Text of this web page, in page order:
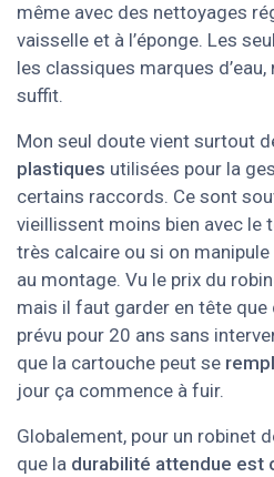
même avec des nettoyages
vaisselle et à l’éponge. Les
les classiques marques
suffit.
Mon seul doute vient surtout
plastiques utilisées pour la
certains raccords. Ce sont
vieillissent moins bien avec le
très calcaire ou si on
au montage. Vu le prix du
mais il faut garder en tête que
prévu pour 20 ans sans
que la cartouche peut se
jour ça commence à fuir.
Globalement, pour un robinet
que la durabilité attendue est